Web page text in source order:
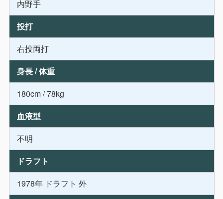
内野手
投打
右投両打
身長 / 体重
180cm / 78kg
血液型
不明
ドラフト
1978年 ドラフト 外